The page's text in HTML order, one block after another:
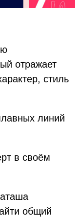
отражает
стиль
линий
в своём
общий